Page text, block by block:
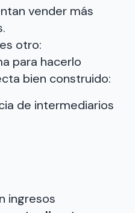
vender más
otro:
para hacerlo
bien construido:
de intermediarios
ingresos